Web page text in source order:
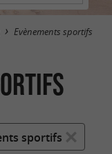
Evènements sportifs
sportifs